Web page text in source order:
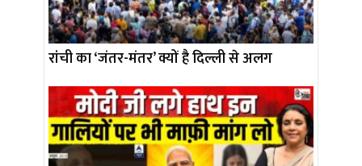
रांची का ‘जंतर-मंतर’ क्यों है दिल्ली से अलग